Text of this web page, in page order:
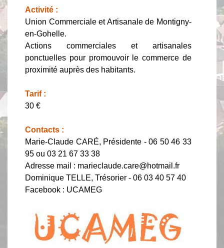
Activité :
Union Commerciale et Artisanale de Montigny-
en-Gohelle.
Actions commerciales et artisanales
ponctuelles pour promouvoir le commerce de
proximité auprès des habitants.
Tarif :
30 €
Contacts :
Marie-Claude CARÉ, Présidente - 06 50 46 33
95 ou 03 21 67 33 38
Adresse mail : marieclaude.care@hotmail.fr
Dominique TELLE, Trésorier - 06 03 40 57 40
Facebook : UCAMEG